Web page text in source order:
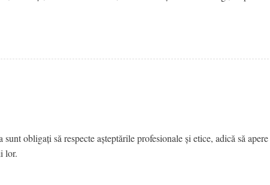
obligați să respecte așteptările profesionale și etice, adică să apere
lor.